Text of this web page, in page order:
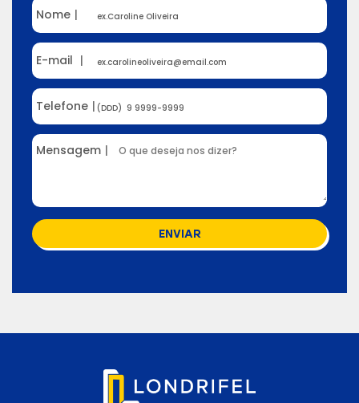
Nome |
E-mail |
Telefone |
Mensagem |
ENVIAR